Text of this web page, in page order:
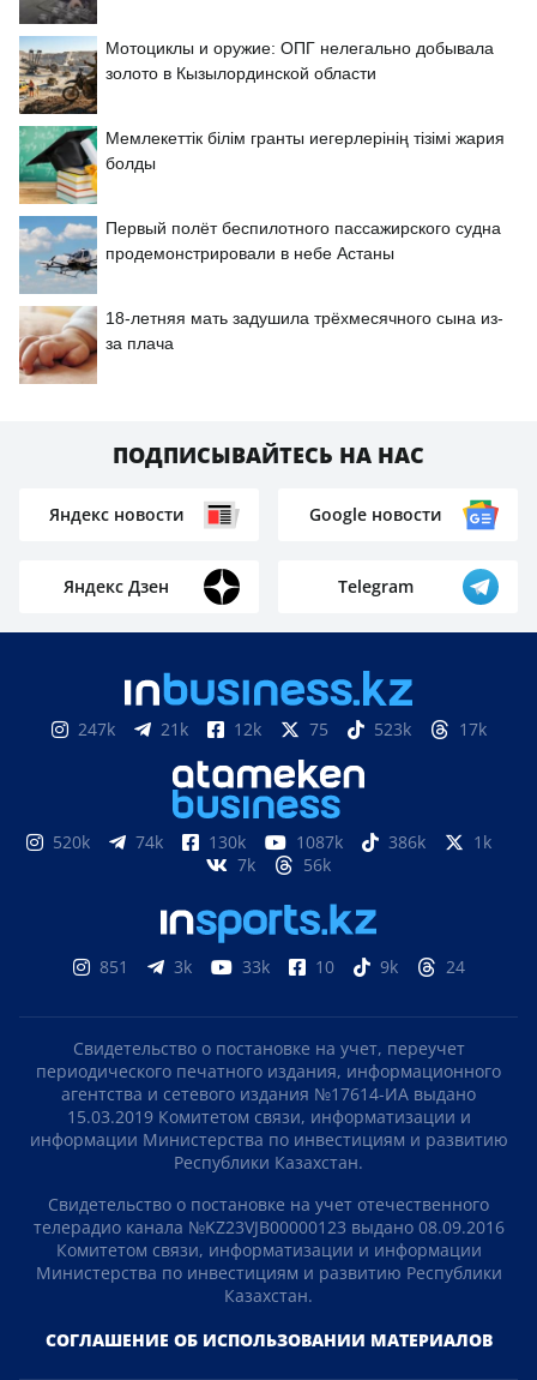
Мотоциклы и оружие: ОПГ нелегально добывала
золото в Кызылординской области
Мемлекеттік білім гранты иегерлерінің тізімі жария
болды
Первый полёт беспилотного пассажирского судна
продемонстрировали в небе Астаны
18-летняя мать задушила трёхмесячного сына из-
за плача
ПОДПИСЫВАЙТЕСЬ НА НАС
Яндекс новости Google новости
Яндекс Дзен Telegram
247k 21k 12k 75 523k 17k
520k 74k 130k 1087k 386k
1k
7k
56k
851 3k 33k 10 9k 24
Свидетельство о постановке на учет, переучет
периодического печатного издания, информационного
агентства и сетевого издания №17614-ИА выдано
15.03.2019 Комитетом связи, информатизации и
информации Министерства по инвестициям и развитию
Республики Казахстан.
Свидетельство о постановке на учет отечественного
телерадио канала №KZ23VJB00000123 выдано 08.09.2016
Комитетом связи, информатизации и информации
Министерства по инвестициям и развитию Республики
Казахстан.
СОГЛАШЕНИЕ ОБ ИСПОЛЬЗОВАНИИ МАТЕРИАЛОВ